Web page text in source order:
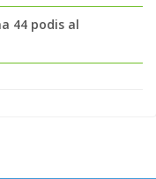
44 podis al